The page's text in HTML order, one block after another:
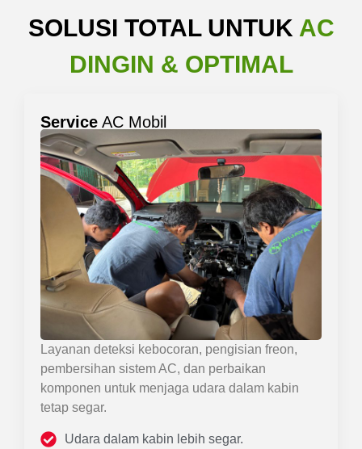
SOLUSI TOTAL UNTUK AC
DINGIN & OPTIMAL
Service AC Mobil
Layanan deteksi kebocoran, pengisian freon,
pembersihan sistem AC, dan perbaikan
komponen untuk menjaga udara dalam kabin
tetap segar.
Udara dalam kabin lebih segar.